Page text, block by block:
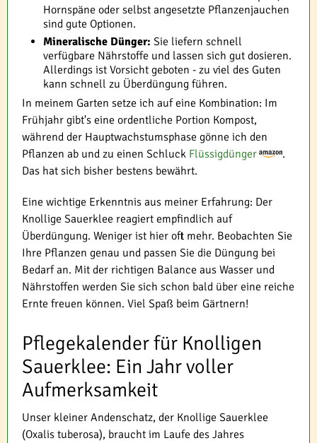
Hornspäne oder selbst angesetzte Pflanzenjauchen
sind gute Optionen.
Mineralische Dünger: Sie liefern schnell
verfügbare Nährstoffe und lassen sich gut dosieren.
Allerdings ist Vorsicht geboten - zu viel des Guten
kann schnell zu Überdüngung führen.
In meinem Garten setze ich auf eine Kombination: Im
Frühjahr gibt's eine ordentliche Portion Kompost,
während der Hauptwachstumsphase gönne ich den
Pflanzen ab und zu einen Schluck Flüssigdünger
.
Das hat sich bisher bestens bewährt.
Eine wichtige Erkenntnis aus meiner Erfahrung: Der
Knollige Sauerklee reagiert empfindlich auf
Überdüngung. Weniger ist hier oft mehr. Beobachten Sie
Ihre Pflanzen genau und passen Sie die Düngung bei
Bedarf an. Mit der richtigen Balance aus Wasser und
Nährstoffen werden Sie sich schon bald über eine reiche
Ernte freuen können. Viel Spaß beim Gärtnern!
Pflegekalender für Knolligen
Sauerklee: Ein Jahr voller
Aufmerksamkeit
Unser kleiner Andenschatz, der Knollige Sauerklee
(Oxalis tuberosa), braucht im Laufe des Jahres